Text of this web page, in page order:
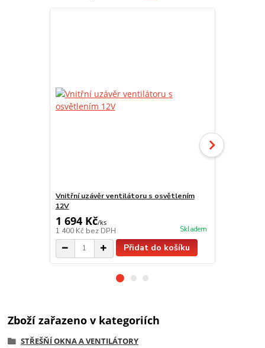
Vnitřní uzávěr ventilátoru s osvětlením
12V
1 694 Kč/ks
1 400 Kč bez DPH Skladem
Přidat do košíku
Zboží zařazeno v kategoriích
STŘEŠŇÍ OKNA A VENTILÁTORY